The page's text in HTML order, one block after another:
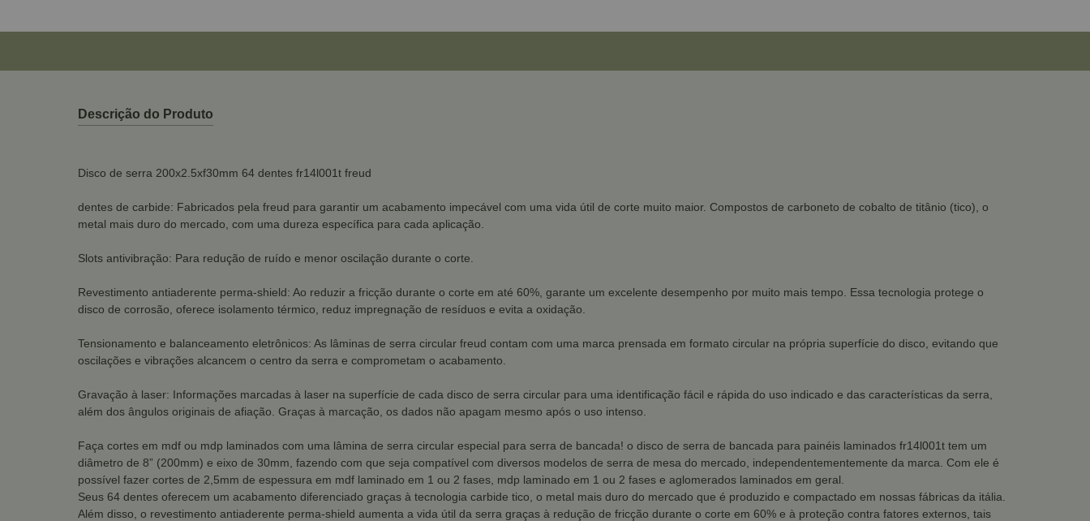
Descrição do Produto
Disco de serra 200x2.5xf30mm 64 dentes fr14l001t freud
dentes de carbide: Fabricados pela freud para garantir um acabamento impecável com uma vida útil de corte muito maior. Compostos de carboneto de cobalto de titânio (tico), o
metal mais duro do mercado, com uma dureza específica para cada aplicação.
Slots antivibração: Para redução de ruído e menor oscilação durante o corte.
Revestimento antiaderente perma-shield: Ao reduzir a fricção durante o corte em até 60%, garante um excelente desempenho por muito mais tempo. Essa tecnologia protege o
disco de corrosão, oferece isolamento térmico, reduz impregnação de resíduos e evita a oxidação.
Tensionamento e balanceamento eletrônicos: As lâminas de serra circular freud contam com uma marca prensada em formato circular na própria superfície do disco, evitando que
oscilações e vibrações alcancem o centro da serra e comprometam o acabamento.
Gravação à laser: Informações marcadas à laser na superfície de cada disco de serra circular para uma identificação fácil e rápida do uso indicado e das características da serra,
além dos ângulos originais de afiação. Graças à marcação, os dados não apagam mesmo após o uso intenso.
Faça cortes em mdf ou mdp laminados com uma lâmina de serra circular especial para serra de bancada! o disco de serra de bancada para painéis laminados fr14l001t tem um
diâmetro de 8” (200mm) e eixo de 30mm, fazendo com que seja compatível com diversos modelos de serra de mesa do mercado, independentementemente da marca. Com ele é
possível fazer cortes de 2,5mm de espessura em mdf laminado em 1 ou 2 fases, mdp laminado em 1 ou 2 fases e aglomerados laminados em geral.
Seus 64 dentes oferecem um acabamento diferenciado graças à tecnologia carbide tico, o metal mais duro do mercado que é produzido e compactado em nossas fábricas da itália.
Além disso, o revestimento antiaderente perma-shield aumenta a vida útil da serra graças à redução de fricção durante o corte em 60% e à proteção contra fatores externos, tais